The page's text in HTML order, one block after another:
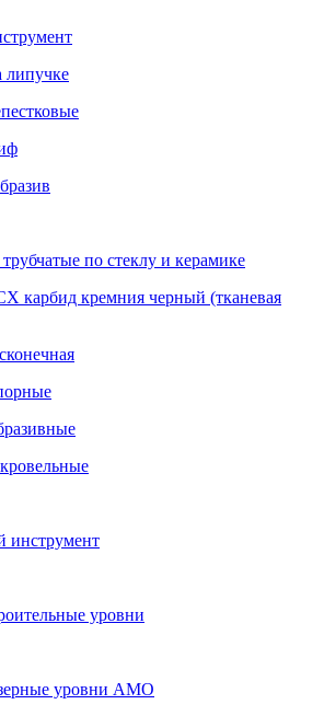
липучке
по стеклу и керамике
карбид кремния черный (тканевая
инструмент
уровни
уровни AMO